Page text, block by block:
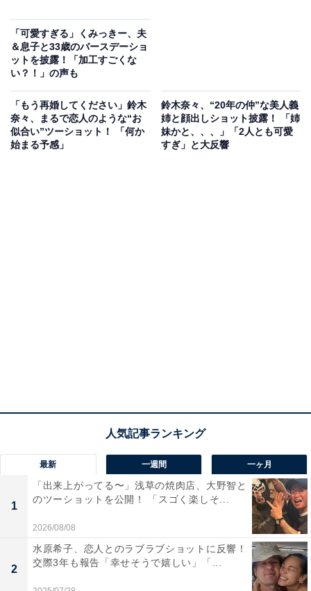
「可愛すぎる」くみっきー、夫
＆息子と33歳のバースデーショ
ットを披露！「加工すごくな
い？！」の声も
「もう再婚してください」鈴木
奈々、まるで恋人のような“お
似合い”ツーショット！ 「何か
始まる予感」
鈴木奈々、“20年の仲”な美人義
姉と顔出しショット披露！ 「姉
妹かと、、、」「2人とも可愛
すぎ」と大反響
最新 一週間 一ヶ月
1
「出来上がってる〜」浅草の焼肉店、大野智と
のツーショットを公開！ 「スゴく楽しそ...
2026/08/08
2
水原希子、恋人とのラブラブショットに反響！
交際3年も報告「幸せそうで嬉しい」「...